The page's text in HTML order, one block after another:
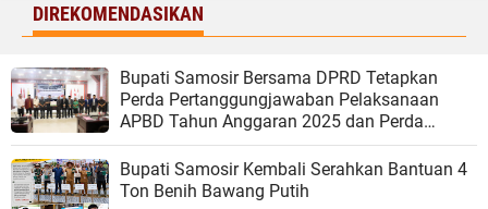
DIREKOMENDASIKAN
Bupati Samosir Bersama DPRD Tetapkan
Perda Pertanggungjawaban Pelaksanaan
APBD Tahun Anggaran 2025 dan Perda
tentang Pengelolaan Sampah
Bupati Samosir Kembali Serahkan Bantuan 4
Ton Benih Bawang Putih